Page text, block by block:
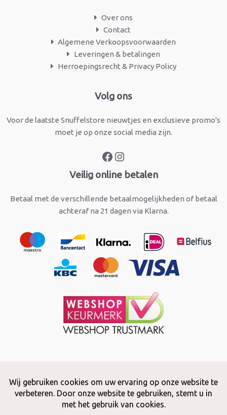
Over ons
Contact
Algemene Verkoopsvoorwaarden
Leveringen & betalingen
Herroepingsrecht & Privacy Policy
Volg ons
Voor de laatste Snuffelstore nieuwtjes en exclusieve promo's
moet je op onze social media zijn.
Facebook
Veilig online betalen
Betaal met de verschillende betaalmogelijkheden of betaal
achteraf na 21 dagen via Klarna.
Copyright © 2026 Snuffelstore
Adax BV - 0032 (0)50 66 56 51 -info@snuffelstore.be